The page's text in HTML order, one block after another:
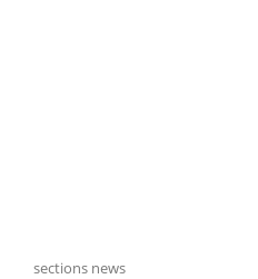
sections news